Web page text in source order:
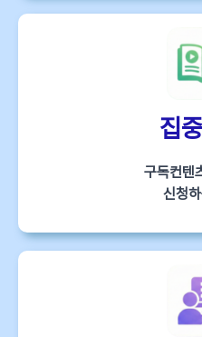
집
구독컨텐
신청